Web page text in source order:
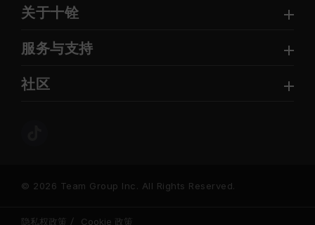
关于十铨
服务与支持
社区
© 2026 Team Group Inc. All Rights Reserved.
隐私权政策 Cookie 政策